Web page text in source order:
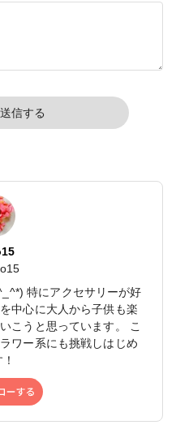
信する
特にアクセサリーが好
中心に大人から子供も楽
こうと思っています。 こ
ワー系にも挑戦しはじめ